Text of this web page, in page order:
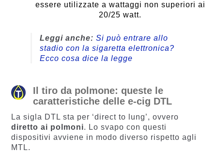
essere utilizzate a wattaggi non superiori ai
20/25 watt.
Leggi anche: Si può entrare allo
stadio con la sigaretta elettronica?
Ecco cosa dice la legge
Il tiro da polmone: queste le
caratteristiche delle e-cig DTL
La sigla DTL sta per ‘direct to lung’, ovvero
diretto ai polmoni. Lo svapo con questi
dispositivi avviene in modo diverso rispetto agli
MTL.